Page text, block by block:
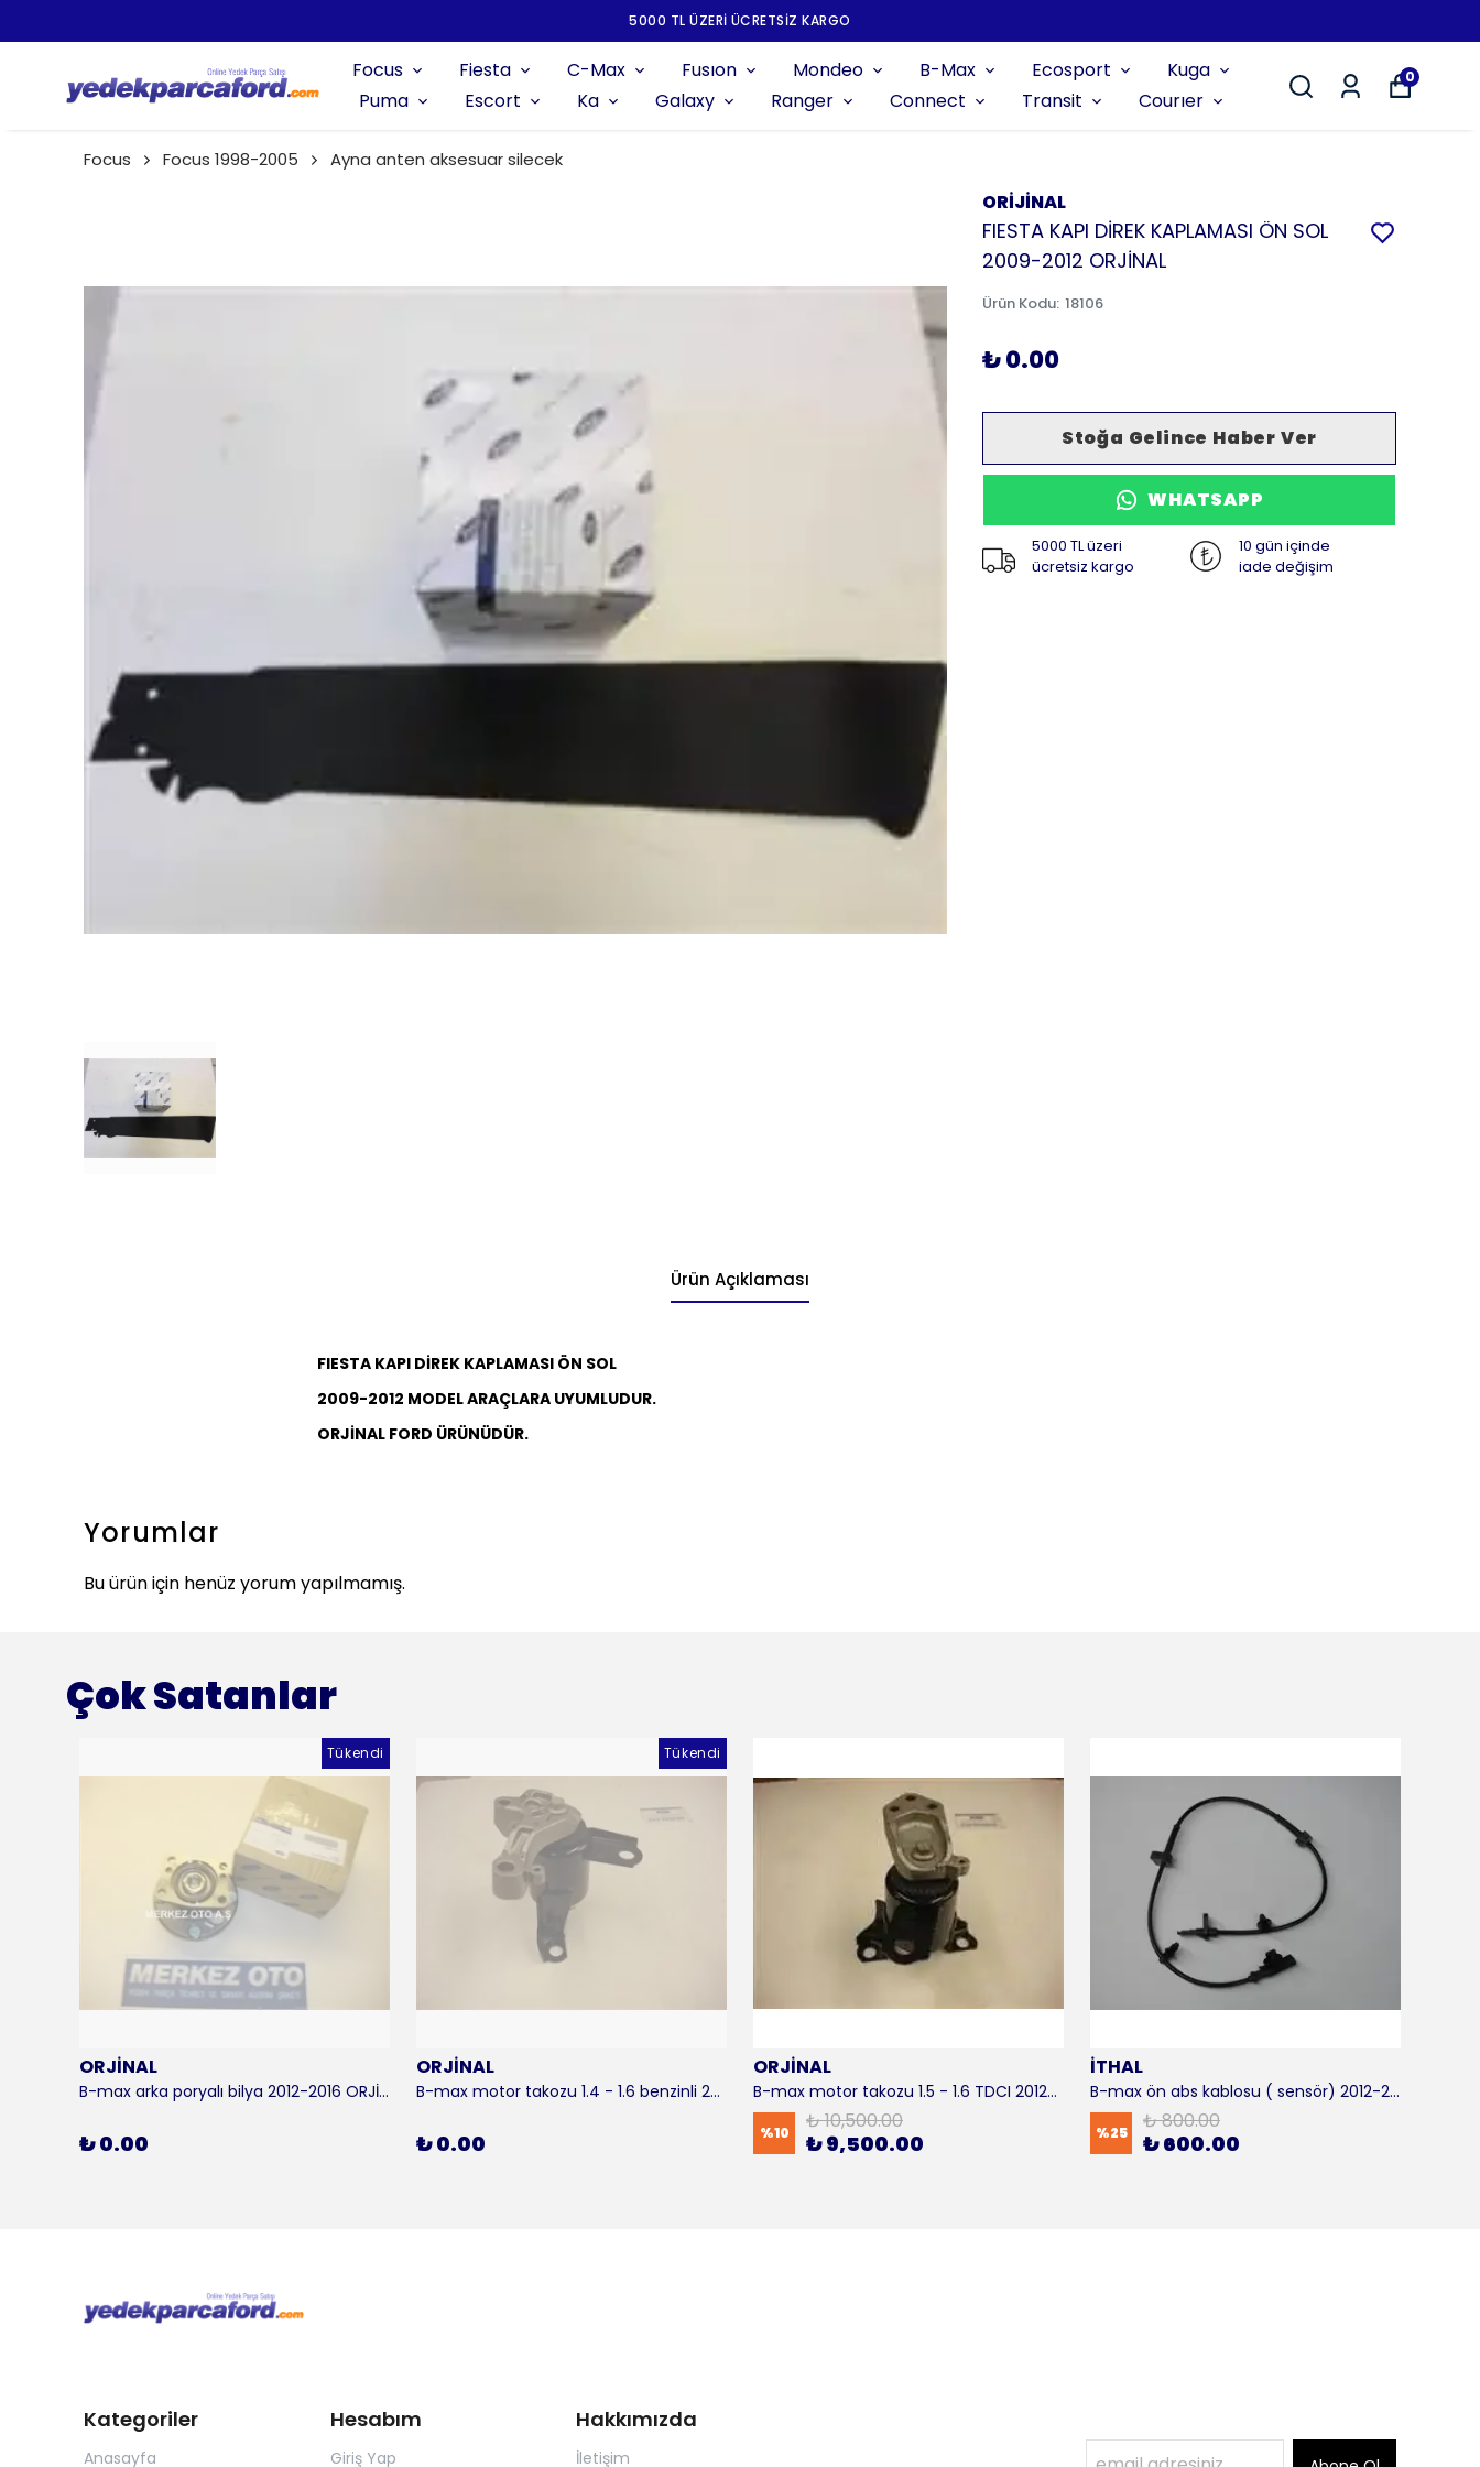
5000 TL ÜZERI ÜCRETSIZ KARGO
Focus Fiesta C-Max Fusıon Mondeo B-Max Ecosport
Kuga
Puma
Escort Ka Galaxy Ranger Connect Transit Courıer
0
Focus Focus 1998-2005 Ayna anten aksesuar silecek
ORİJİNAL
FIESTA KAPI DİREK KAPLAMASI ÖN SOL
2009-2012 ORJİNAL
Ürün Kodu: 18106
₺ 0.00
Stoğa Gelince Haber Ver
WHATSAPP
5000 TL üzeri
ücretsiz kargo
10 gün içinde
iade değişim
Ürün Açıklaması
FIESTA KAPI DİREK KAPLAMASI ÖN SOL
2009-2012 MODEL ARAÇLARA UYUMLUDUR.
ORJİNAL FORD ÜRÜNÜDÜR.
Yorumlar
Bu ürün için henüz yorum yapılmamış.
Çok Satanlar
Tükendi
ORJİNAL
B-max arka poryalı bilya 2012-2016 ORJİNAL
₺ 0.00
Tükendi
ORJİNAL
B-max motor takozu 1.4 - 1.6 benzinli 2012-2016 ORJİNAL
₺ 0.00
ORJİNAL
B-max motor takozu 1.5 - 1.6 TDCI 2012-2016 ORJİNAL
%10 ₺ 10,500.00
₺ 9,500.00
İTHAL
B-max ön abs kablosu ( sensör) 2012-2016 ITHAL
%25 ₺ 800.00
₺ 600.00
Kategoriler
Anasayfa
Hesabım
Giriş Yap
Hakkımızda
İletişim